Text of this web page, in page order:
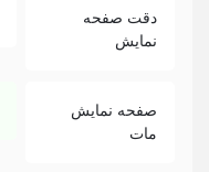
دقت صفحه
نمایش
صفحه نمایش
مات